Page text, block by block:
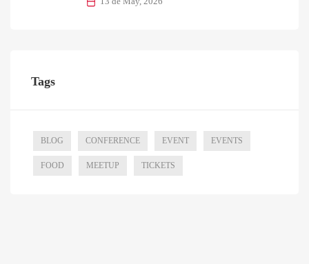
Tags
BLOG CONFERENCE EVENT EVENTS
FOOD MEETUP TICKETS